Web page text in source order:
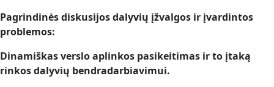
Pagrindinės diskusijos dalyvių įžvalgos ir įvardintos
problemos:
Dinamiškas verslo aplinkos pasikeitimas ir to įtaką
rinkos dalyvių bendradarbiavimui.